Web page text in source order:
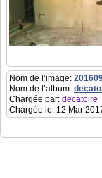
Nom de l’image:
Nom de l’album:
Chargée par: decatoire
Chargée le: 12 Mar